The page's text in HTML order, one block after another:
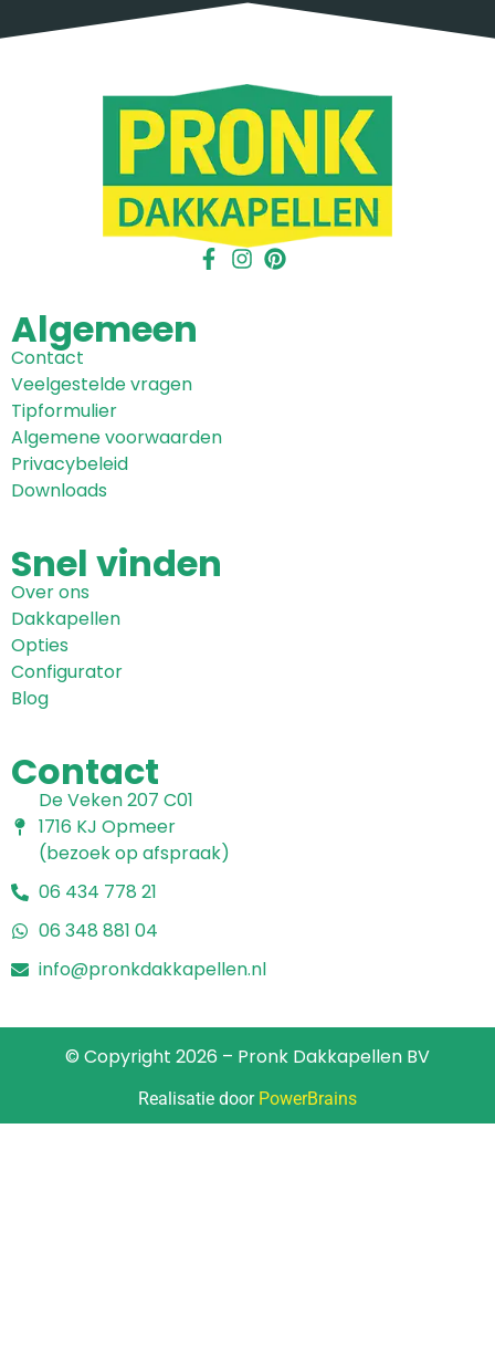
Algemeen
Contact
Veelgestelde vragen
Tipformulier
Algemene voorwaarden
Privacybeleid
Downloads
Snel vinden
Over ons
Dakkapellen
Opties
Configurator
Blog
Contact
De Veken 207 C01
1716 KJ Opmeer
(bezoek op afspraak)
06 434 778 21
06 348 881 04
info@pronkdakkapellen.nl
© Copyright 2026 – Pronk Dakkapellen BV
Realisatie door PowerBrains